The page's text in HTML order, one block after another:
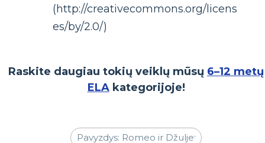
(http://creativecommons.org/licens
es/by/2.0/)
Raskite daugiau tokių veiklų mūsų 6–12 metų
ELAkategorijoje!